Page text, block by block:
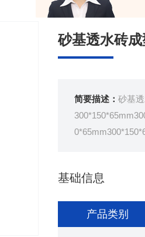
砂基透水砖
简要描述：砂基
基础信息
产品类别